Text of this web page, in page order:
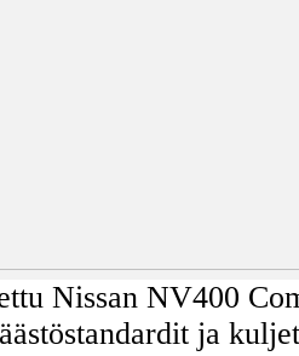
Nissan NV400
ja